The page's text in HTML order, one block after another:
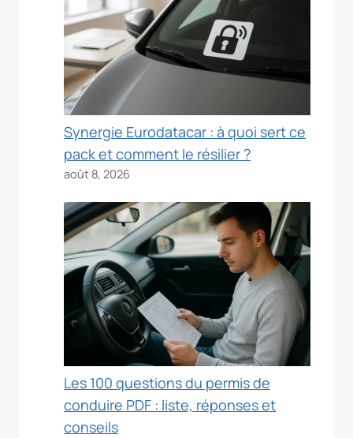
Synergie Eurodatacar : à quoi sert ce
pack et comment le résilier ?
août 8, 2026
Les 100 questions du permis de
conduire PDF : liste, réponses et
conseils